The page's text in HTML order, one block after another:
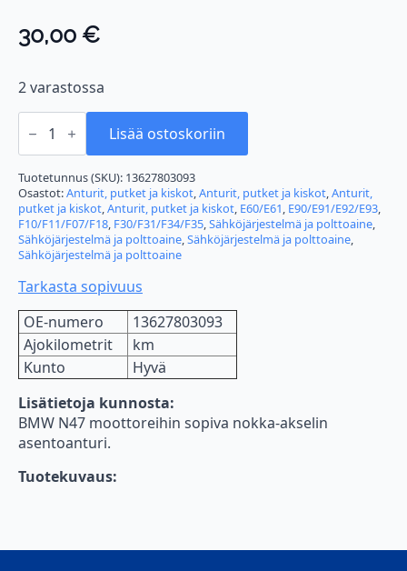
30,00 €
2 varastossa
BMW
N47
akselin
asentoanturi
määrä
Lisää ostoskoriin
Tuotetunnus (SKU): 13627803093
Osastot:Anturit, putket ja kiskot,Anturit, putket ja kiskot,Anturit,
putket ja kiskot,Anturit, putket ja kiskot, E60/E61, E90/E91/E92/E93,
F10/F11/F07/F18, F30/F31/F34/F35,Sähköjärjestelmä ja polttoaine,
Sähköjärjestelmä ja polttoaine,Sähköjärjestelmä ja polttoaine,
Sähköjärjestelmä ja polttoaine
Tarkasta sopivuus
OE-numero
13627803093
Ajokilometrit
km
Kunto
Hyvä
Lisätietoja kunnosta:
BMW N47 moottoreihin sopiva nokka-akselin
asentoanturi.
Tuotekuvaus: